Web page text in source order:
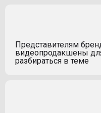
Представителям
видеопродакшены
разбираться в теме